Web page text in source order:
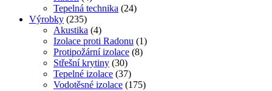
Tepelná technika (24)
Výrobky (235)
Akustika (4)
Izolace proti Radonu (1)
Protipožární izolace (8)
Střešní krytiny (30)
Tepelné izolace (37)
Vodotěsné izolace (175)